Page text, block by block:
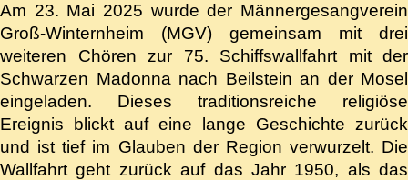
Am 23. Mai 2025 wurde der Männergesangverein
Groß-Winternheim (MGV) gemeinsam mit drei
weiteren Chören zur 75. Schiffswallfahrt mit der
Schwarzen Madonna nach Beilstein an der Mosel
eingeladen. Dieses traditionsreiche religiöse
Ereignis blickt auf eine lange Geschichte zurück
und ist tief im Glauben der Region verwurzelt. Die
Wallfahrt geht zurück auf das Jahr 1950, als das